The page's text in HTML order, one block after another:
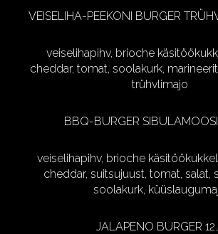
VEISELIHA-PEEKONI BURGER
veiselihapihv, brioche
cheddar, tomat, soolakurk,
trühvlimajo
BBQ-BURGER
veiselihapihv, brioche
cheddar, suitsujuust, tomat, salat,
soolakurk,
JALAPENO BURGER